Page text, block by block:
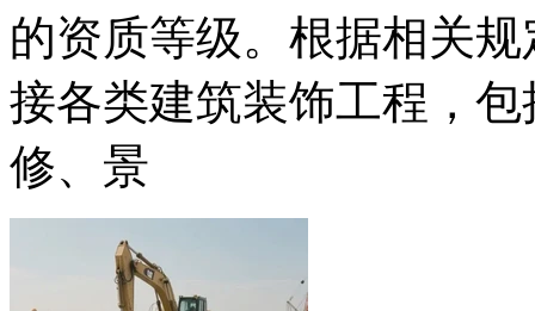
的资质等级。根据相关
接各类建筑装饰工程，
修、景